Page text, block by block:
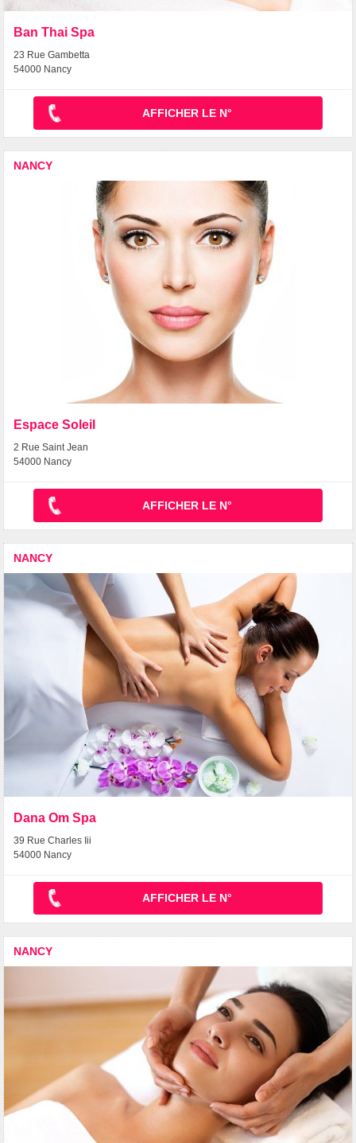
Ban Thai Spa
23 Rue Gambetta
54000 Nancy
AFFICHER LE N°
NANCY
Espace Soleil
2 Rue Saint Jean
54000 Nancy
AFFICHER LE N°
NANCY
Dana Om Spa
39 Rue Charles Iii
54000 Nancy
AFFICHER LE N°
NANCY